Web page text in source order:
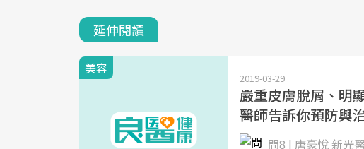
延伸閱讀
美容
2019-03-29
嚴重皮膚脫屑、明
醫師告訴你預防與
問8 | 唐豪悅 新光